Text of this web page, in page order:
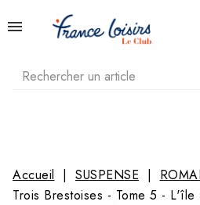
Accueil SUSPENSE
Trois Brestoises - Tome 5 - L'île